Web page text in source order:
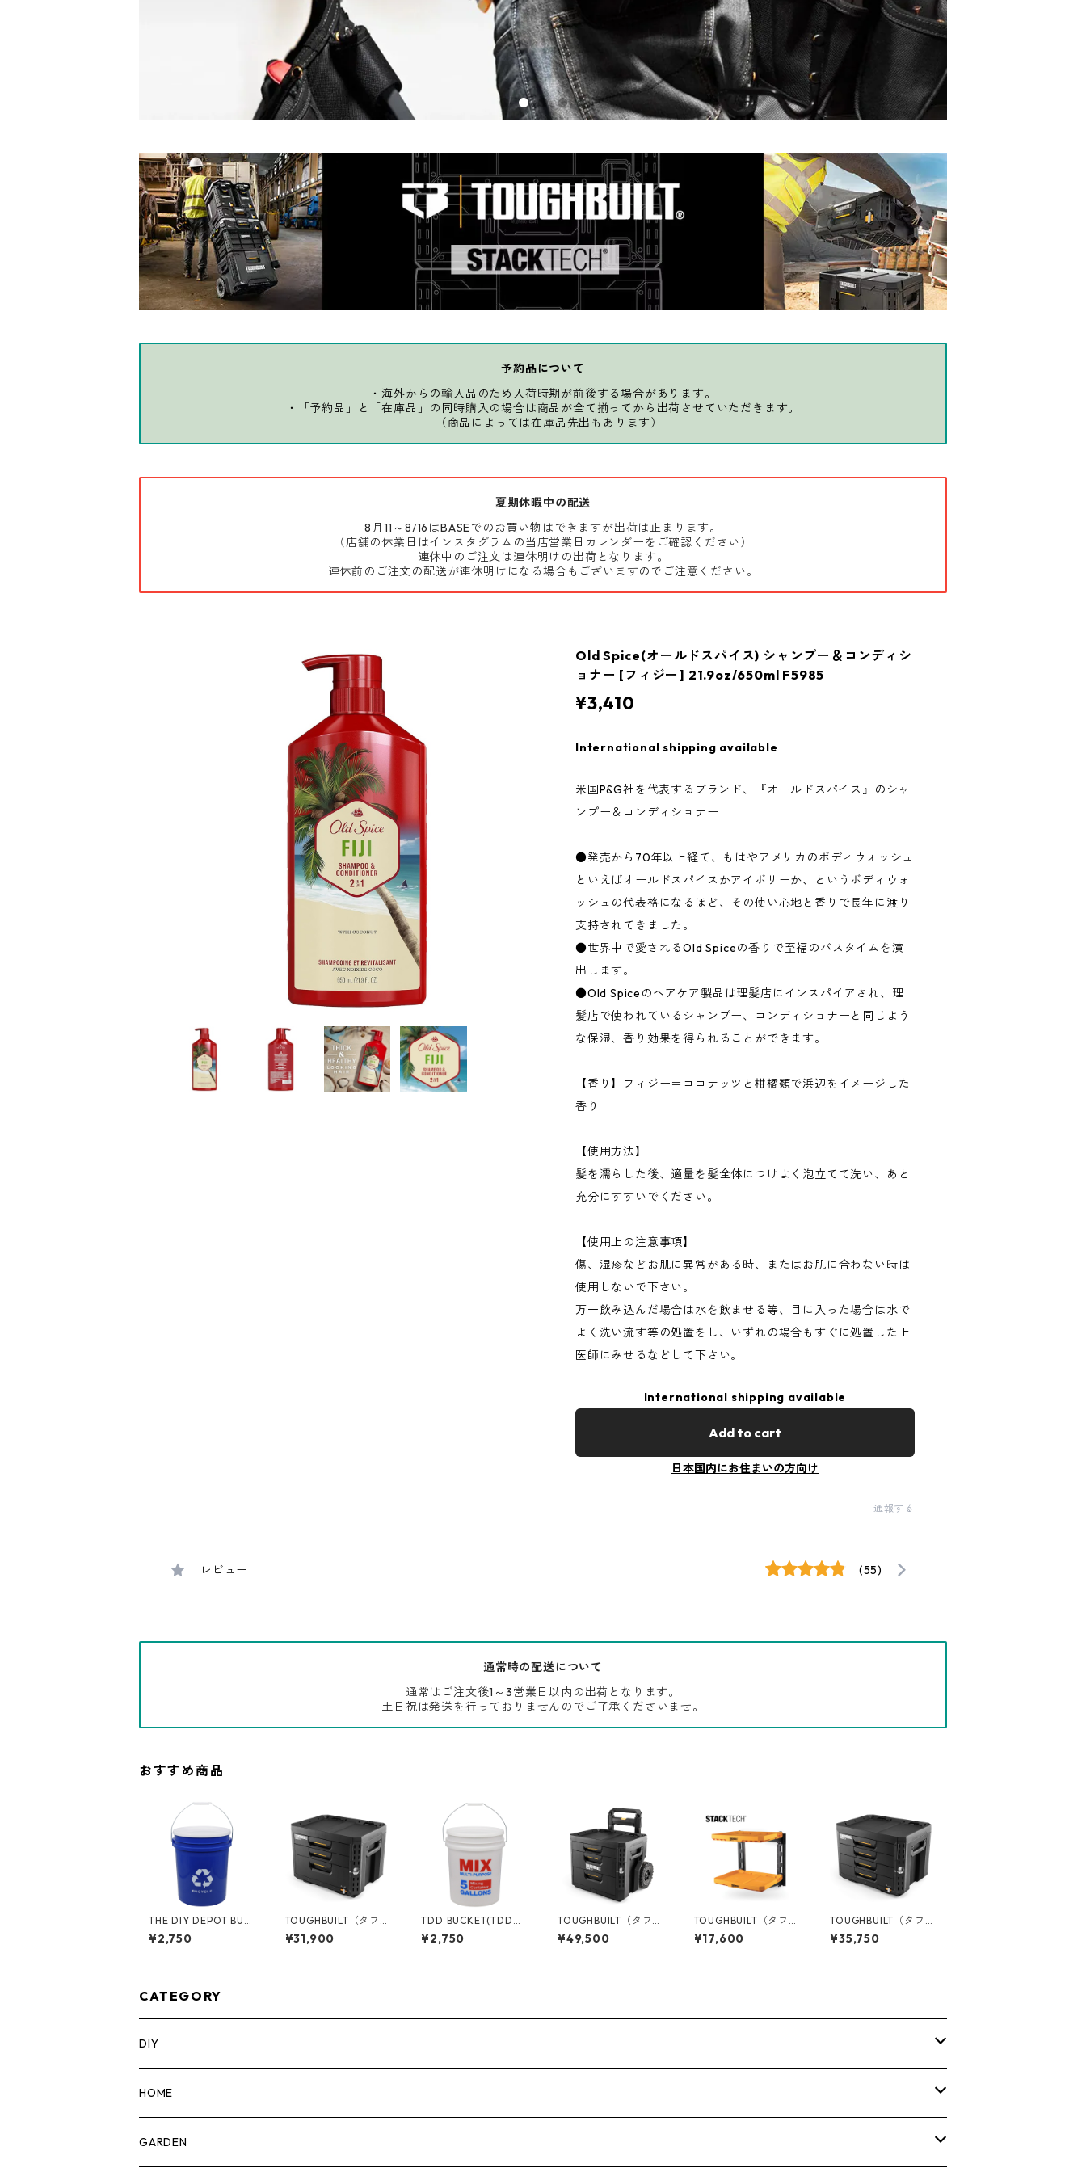
予約品について
・海外からの輸入品のため入荷時期が前後する場合があります。
・「予約品」と「在庫品」の同時購入の場合は商品が全て揃ってから出荷させていただきます。
（商品によっては在庫品先出もあります）
夏期休暇中の配送
8月11～8/16はBASEでのお買い物はできますが出荷は止まります。
（店舗の休業日はインスタグラムの当店営業日カレンダーをご確認ください）
連休中のご注文は連休明けの出荷となります。
連休前のご注文の配送が連休明けになる場合もございますのでご注意ください。
Old Spice(オールドスパイス) シャンプー＆コンディシ
ョナー [フィジー] 21.9oz/650ml F5985
¥3,410
International shipping available
米国P&G社を代表するブランド、『オールドスパイス』のシャ
ンプー＆コンディショナー
●発売から70年以上経て、もはやアメリカのボディウォッシュ
といえばオールドスパイスかアイボリーか、というボディウォ
ッシュの代表格になるほど、その使い心地と香りで長年に渡り
支持されてきました。
●世界中で愛されるOld Spiceの香りで至福のバスタイムを演
出します。
●Old Spiceのヘアケア製品は理髪店にインスパイアされ、理
髪店で使われているシャンプー、コンディショナーと同じよう
な保湿、香り効果を得られることができます。
【香り】フィジー＝ココナッツと柑橘類で浜辺をイメージした
香り
【使用方法】
髪を濡らした後、適量を髪全体につけよく泡立てて洗い、あと
充分にすすいでください。
【使用上の注意事項】
傷、湿疹などお肌に異常がある時、またはお肌に合わない時は
使用しないで下さい。
万一飲み込んだ場合は水を飲ませる等、目に入った場合は水で
よく洗い流す等の処置をし、いずれの場合もすぐに処置した上
医師にみせるなどして下さい。
International shipping available
Add to cart
日本国内にお住まいの方向け
通報する
レビュー (55)
通常時の配送について
通常はご注文後1～3営業日以内の出荷となります。
土日祝は発送を行っておりませんのでご了承くださいませ。
おすすめ商品
THE DIY DEPOT BUC
KET 5ガロンバケツ リ
サイクル フタ付き 05
¥2,750
TOUGHBUILT（タフビ
ルト）STACK TECH(ス
タックテック) 3ドロワ
¥31,900
TDD BUCKET(TDDバ
ケット) 5ガロンバケツ
[マルチミックス] フタ
¥2,750
TOUGHBUILT（タフビ
ルト）STACK TECH(ス
タックテック) ウィー
¥49,500
TOUGHBUILT（タフビ
ルト）STACK TECH(ス
タックテック) 2シェル
¥17,600
TOUGHBUILT（タフビ
ルト）STACK TECH(ス
タックテック) 4ドロワ
¥35,750
CATEGORY
DIY
マーカー
計測機器
HOME
5ガロンバケツ
GARDEN